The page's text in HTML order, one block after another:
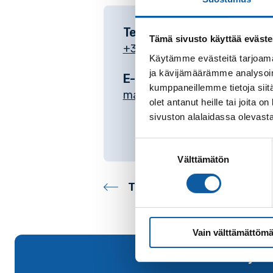
Tämä sivusto käyttää
Käytämme evästeitä
ja kävijämäärämme
kumppaneillemme tietoja
olet antanut heille tai joita
sivuston alalaidassa
Välttämätön
Vain
Telefon
+35824745621
E-post
mari.aantaa@paimio.fi
Tillbaka till kontakter